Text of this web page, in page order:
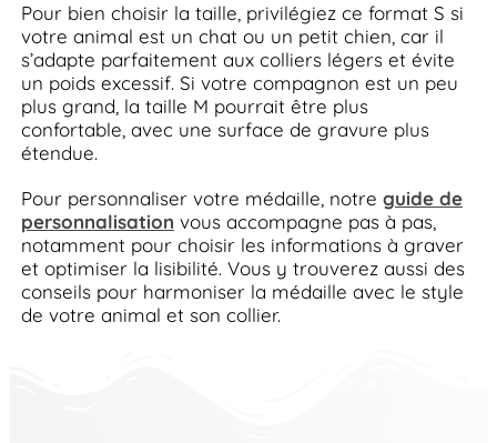
Pour bien choisir la taille, privilégiez ce format S si
votre animal est un chat ou un petit chien, car il
s’adapte parfaitement aux colliers légers et évite
un poids excessif. Si votre compagnon est un peu
plus grand, la taille M pourrait être plus
confortable, avec une surface de gravure plus
étendue.
Pour personnaliser votre médaille, notre guide de
personnalisation vous accompagne pas à pas,
notamment pour choisir les informations à graver
et optimiser la lisibilité. Vous y trouverez aussi des
conseils pour harmoniser la médaille avec le style
de votre animal et son collier.